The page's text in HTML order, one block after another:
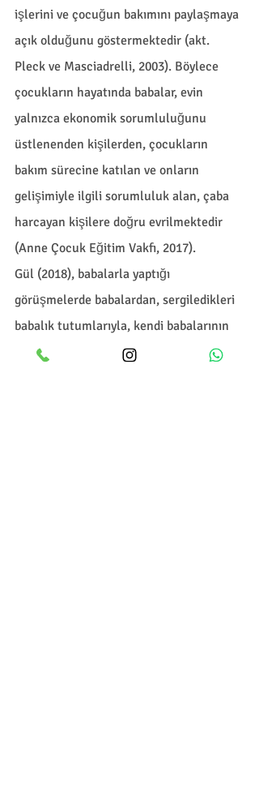
işlerini ve çocuğun bakımını paylaşmaya
açık olduğunu göstermektedir (akt.
Pleck ve Masciadrelli, 2003). Böylece
çocukların hayatında babalar, evin
yalnızca ekonomik sorumluluğunu
üstlenenden kişilerden, çocukların
bakım sürecine katılan ve onların
gelişimiyle ilgili sorumluluk alan, çaba
harcayan kişilere doğru evrilmektedir
(Anne Çocuk Eğitim Vakfı, 2017).
Gül (2018), babalarla yaptığı
görüşmelerde babalardan, sergiledikleri
babalık tutumlarıyla, kendi babalarının
tutumlarını karşılaştırmalarını isteyip,